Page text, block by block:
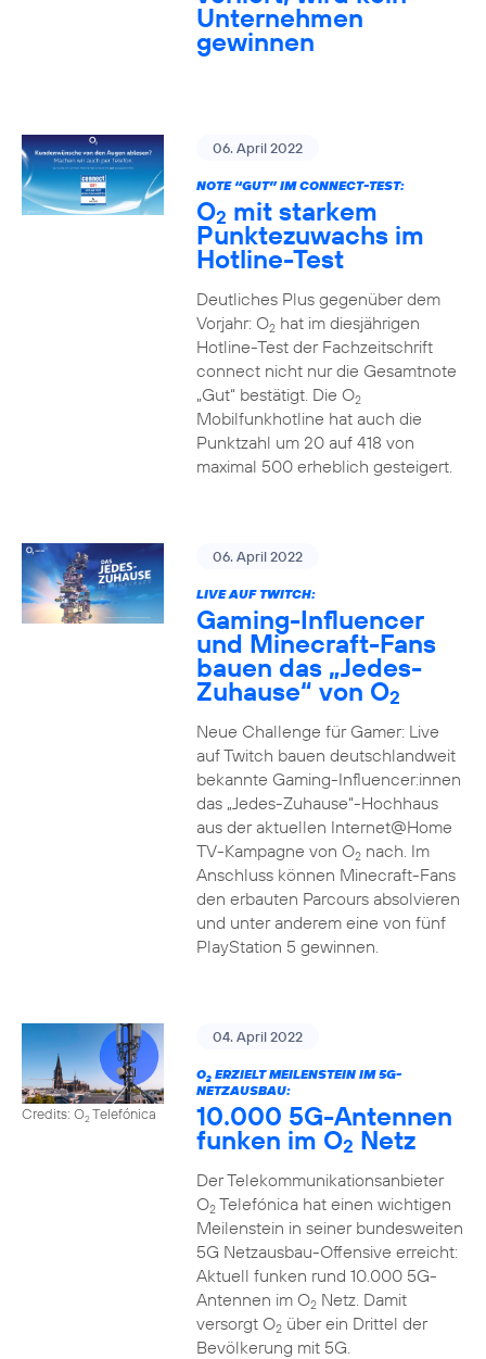
Unternehmen
gewinnen
06. April 2022
NOTE “GUT” IM CONNECT-TEST:
O2 mit starkem
Punktezuwachs im
Hotline-Test
Deutliches Plus gegenüber dem
Vorjahr: O2hat im diesjährigen
Hotline-Test der Fachzeitschrift
connect nicht nur die Gesamtnote
„Gut“ bestätigt. Die O2
Mobilfunkhotline hat auch die
Punktzahl um 20 auf 418 von
maximal 500 erheblich gesteigert.
06. April 2022
LIVE AUF TWITCH:
Gaming-Influencer
und Minecraft-Fans
bauen das „Jedes-
Zuhause“ von O2
Neue Challenge für Gamer: Live
auf Twitch bauen deutschlandweit
bekannte Gaming-Influencer:innen
das „Jedes-Zuhause“-Hochhaus
aus der aktuellen Internet@Home
TV-Kampagne von O2nach. Im
Anschluss können Minecraft-Fans
den erbauten Parcours absolvieren
und unter anderem eine von fünf
PlayStation 5 gewinnen.
Credits: O2Telefónica
04. April 2022
O2ERZIELT MEILENSTEIN IM 5G-
NETZAUSBAU:
10.000 5G-Antennen
funken im O2 Netz
Der Telekommunikationsanbieter
O2Telefónica hat einen wichtigen
Meilenstein in seiner bundesweiten
5G Netzausbau-Offensive erreicht:
Aktuell funken rund 10.000 5G-
Antennen im O2Netz. Damit
versorgt O2über ein Drittel der
Bevölkerung mit 5G.